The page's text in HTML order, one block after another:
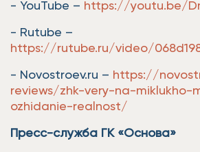
- YouTube – https://youtu.be/
- Rutube –
https://rutube.ru/video/
- Novostroev.ru – https://
reviews/zhk-very-na-miklukho-
ozhidanie-realnost/
Пресс-служба ГК «Основа»